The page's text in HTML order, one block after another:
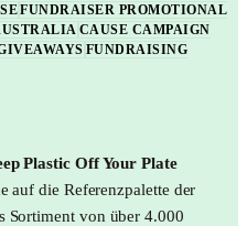
FUNDRAISER PROMOTIONAL
CAUSE CAMPAIGN
FUNDRAISING
Plastic Off Your Plate
auf die Referenzpalette der
Sortiment von über 4.000